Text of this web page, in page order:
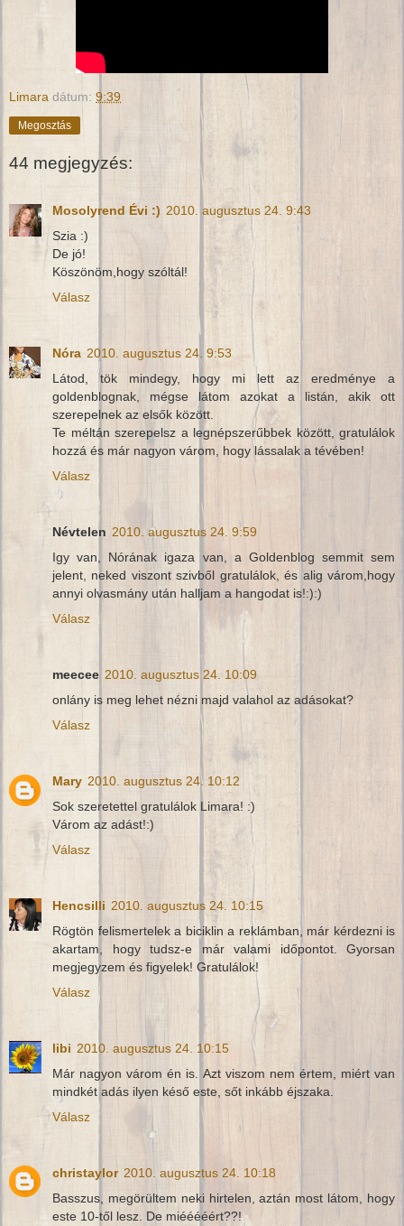
Limara dátum: 9:39
Megosztás
44 megjegyzés:
Mosolyrend Évi :) 2010. augusztus 24. 9:43
Szia :)
De jó!
Köszönöm,hogy szóltál!
Válasz
Nóra 2010. augusztus 24. 9:53
Látod, tök mindegy, hogy mi lett az eredménye a
goldenblognak, mégse látom azokat a listán, akik ott
szerepelnek az elsők között.
Te méltán szerepelsz a legnépszerűbbek között, gratulálok
hozzá és már nagyon várom, hogy lássalak a tévében!
Válasz
Névtelen 2010. augusztus 24. 9:59
Igy van, Nórának igaza van, a Goldenblog semmit sem
jelent, neked viszont szivből gratulálok, és alig várom,hogy
annyi olvasmány után halljam a hangodat is!:):)
Válasz
meecee 2010. augusztus 24. 10:09
onlány is meg lehet nézni majd valahol az adásokat?
Válasz
Mary 2010. augusztus 24. 10:12
Sok szeretettel gratulálok Limara! :)
Várom az adást!:)
Válasz
Hencsilli 2010. augusztus 24. 10:15
Rögtön felismertelek a biciklin a reklámban, már kérdezni is
akartam, hogy tudsz-e már valami időpontot. Gyorsan
megjegyzem és figyelek! Gratulálok!
Válasz
libi 2010. augusztus 24. 10:15
Már nagyon várom én is. Azt viszom nem értem, miért van
mindkét adás ilyen késő este, sőt inkább éjszaka.
Válasz
christaylor 2010. augusztus 24. 10:18
Basszus, megörültem neki hirtelen, aztán most látom, hogy
este 10-től lesz. De miééééért??!